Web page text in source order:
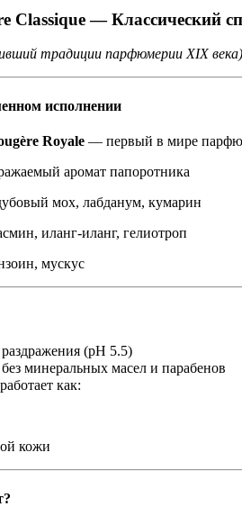
Classique — Классический
традиции парфюмерии XIX века)
исполнении
Royale — первый в мире парфюм
аромат папоротника
мох, лабданум, кумарин
иланг-иланг, гелиотроп
мускус
(pH 5.5)
минеральных масел и парабенов
как:
кожи